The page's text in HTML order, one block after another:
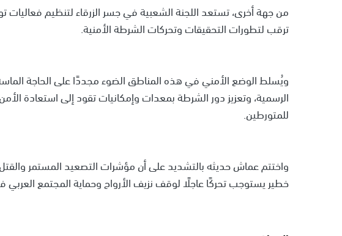
من جهة أخرى، تستعد اللجنة الشعبية في جسر الزرقاء لتنظيم
ترقب لتطورات التحقيقات وتحركات الشرطة الأمنية.
ويُسلط الوضع الأمني في هذه المناطق الضوء مجددًا على الحاجة
الرسمية، وتعزيز دور الشرطة بمعدات وإمكانيات تقود إلى استعادة
للمتورطين.
واختتم عماش حديثه بالتشديد على أن مؤشرات التصعيد المستمر
خطير يستوجب تحركًا عاجلًا لوقف نزيف الأرواح وحماية المجتمع